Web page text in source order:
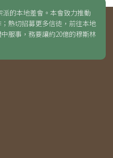
派的本地差會。本會致力推動
熱切招募更多信徒，前往本地
服事，務要讓約20億的穆斯林